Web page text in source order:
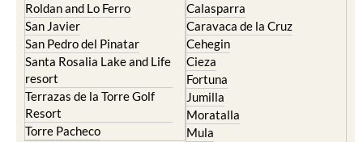
Roldan and Lo Ferro
San Javier
San Pedro del Pinatar
Santa Rosalia Lake and Life
resort
Terrazas de la Torre Golf
Resort
Torre Pacheco
Calasparra
Caravaca de la Cruz
Cehegin
Cieza
Fortuna
Jumilla
Moratalla
Mula